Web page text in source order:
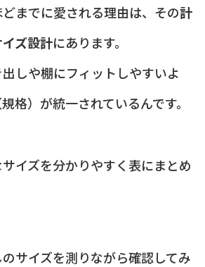
までに愛される理由は、その計
ズ設計にあります。
しや棚にフィットしやすいよ
格）が統一されているんです。
イズを分かりやすく表にまとめ
サイズを測りながら確認してみ